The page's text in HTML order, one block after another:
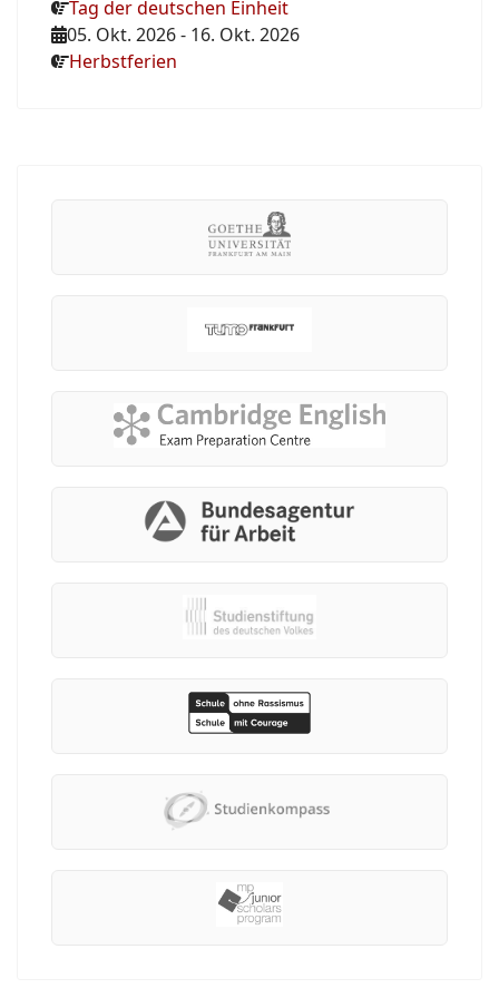
Tag der deutschen Einheit
05. Okt. 2026- 16. Okt. 2026
Herbstferien